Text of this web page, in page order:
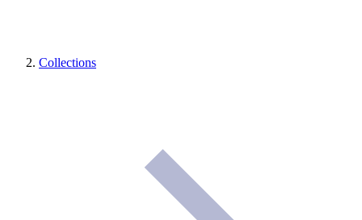
Collections